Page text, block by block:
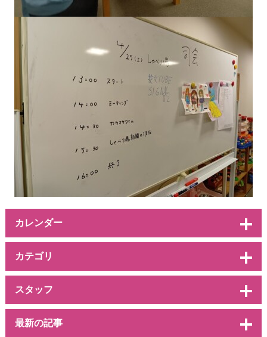
カレンダー
カテゴリ
スタッフ
最新の記事